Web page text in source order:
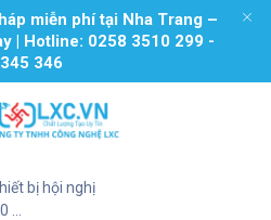
miễn phí tại Nha Trang –
| Hotline: 0258 3510 299 -
346
bị hội nghị